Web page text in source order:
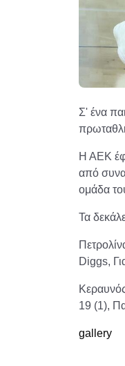
Σ' ένα
Η ΑΕΚ
από
ομάδα
Τα
Diggs,
19 (1),
gallery